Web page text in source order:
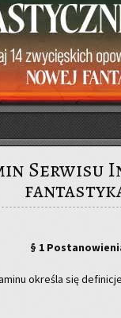
Serwisu
§ 1
okre­śla się